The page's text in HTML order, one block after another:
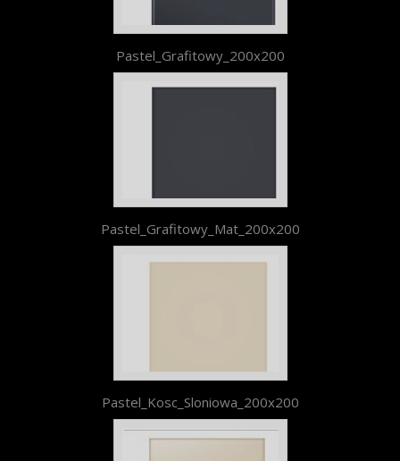
Pastel_Grafitowy_200x200
Pastel_Grafitowy_Mat_200x200
Pastel_Kosc_Sloniowa_200x200